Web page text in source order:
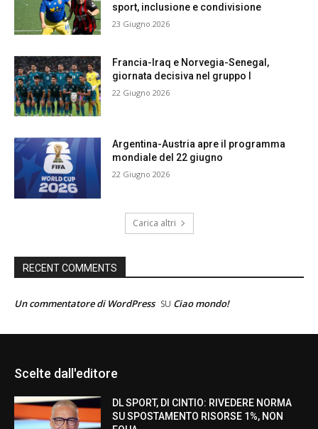
sport, inclusione e condivisione
23 Giugno 2026
Francia-Iraq e Norvegia-Senegal,
giornata decisiva nel gruppo I
22 Giugno 2026
Argentina-Austria apre il programma
mondiale del 22 giugno
22 Giugno 2026
Carica altri
RECENT COMMENTS
Un commentatore di WordPress SU Ciao mondo!
Scelte dall'editore
DL SPORT, DI CINTIO: RIVEDERE NORMA
SU SPOSTAMENTO RISORSE 1%, NON